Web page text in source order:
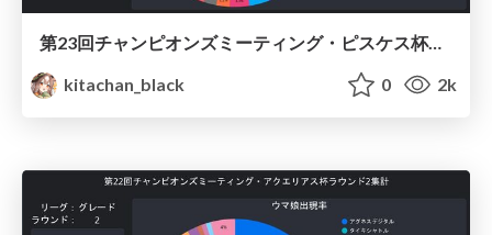
第23回チャンピオンズミーティング・ピスケス杯ラウンド1集計 / Umamusume Pisces 2023 Round1
kitachan_black
0 2k